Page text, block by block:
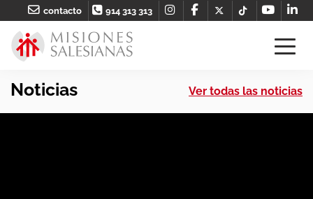
contacto 914 313 313
Noticias Ver todas las noticias